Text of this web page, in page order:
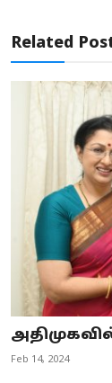
Related
Feb 14, 2024